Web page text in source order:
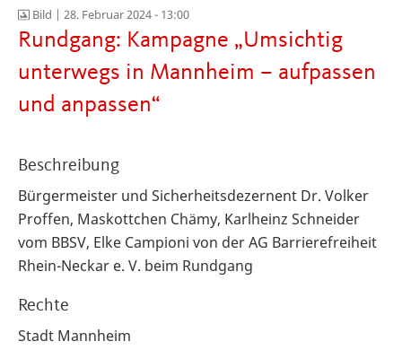
Bild | 28. Februar 2024 - 13:00
Rundgang: Kampagne „Umsichtig
unterwegs in Mannheim – aufpassen
und anpassen“
Beschreibung
Bürgermeister und Sicherheitsdezernent Dr. Volker
Proffen, Maskottchen Chämy, Karlheinz Schneider
vom BBSV, Elke Campioni von der AG Barrierefreiheit
Rhein-Neckar e. V. beim Rundgang
Rechte
Stadt Mannheim